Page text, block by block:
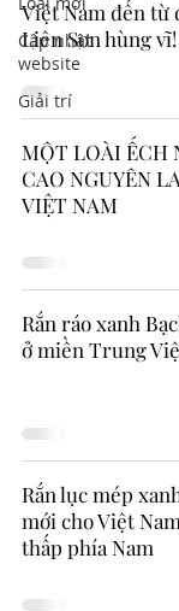
Cập nhật
website
Giải trí
Việt Nam đến từ
Liên Sơn hùng vĩ!
MỘT LOÀI ẾCH
CAO NGUYÊN
VIỆT NAM
Rắn ráo xanh
ở miền Trung
Rắn lục mép
mới cho Việt
thấp phía Nam